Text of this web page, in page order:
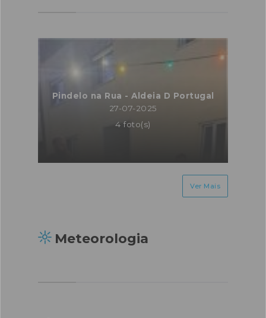
Pindelo na Rua - Aldeia D Portugal
27-07-2025
4 foto(s)
Ver Mais
Meteorologia